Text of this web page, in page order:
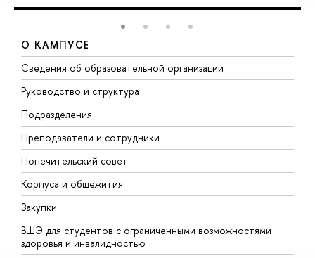
О КАМПУСЕ
Сведения об образовательной организации
Руководство и структура
Подразделения
Преподаватели и сотрудники
Попечительский совет
Корпуса и общежития
Закупки
ВШЭ для студентов с ограниченными возможностями
здоровья и инвалидностью